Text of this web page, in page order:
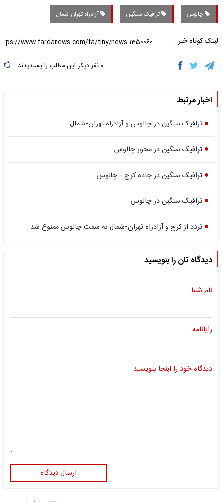
چالوس ترافیک سنگین آزادراه تهران-شمال
لینک کوتاه خبر :
۰ نفر دیگر این مطلب را پسندیدند
اخبار مرتبط
ترافیک سنگین در چالوس و آزادراه تهران-شمال
ترافیک سنگین در محور چالوس
ترافیک سنگین در جاده کرج - چالوس
ترافیک سنگین در چالوس
تردد از کرج و آزادراه تهران-شمال به سمت چالوس ممنوع شد
دیدگاه تان را بنویسید
نام شما
رایانامه
دیدگاه خود را اینجا بنویسید:
ارسال دیدگاه